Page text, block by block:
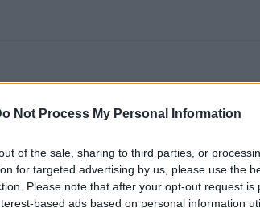
Not Process My Personal Information
of the sale, sharing to third parties, or
for targeted advertising by us, please use the
Please note that after your opt-out request is
based ads based on personal information